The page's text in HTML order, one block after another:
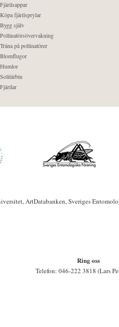
Fjärilsappar
Köpa fjärilsprylar
Bygg själv
Pollinatörsövervakning
Träna på pollinatörer
Blomflugor
Humlor
Solitärbin
Fjärilar
ArtDatabanken, Sveriges
Ring oss
Telefon: 046-222 3818 (Lars